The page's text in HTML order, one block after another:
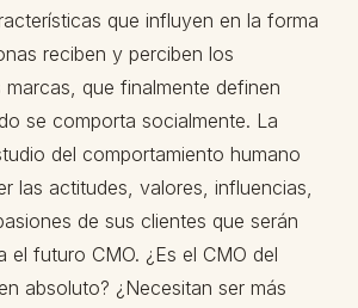
que influyen en la forma
reciben y perciben los
marcas, que finalmente definen
se comporta socialmente. La
del comportamiento humano
las actitudes, valores, influencias,
de sus clientes que serán
el futuro CMO. ¿Es el CMO del
absoluto? ¿Necesitan ser más